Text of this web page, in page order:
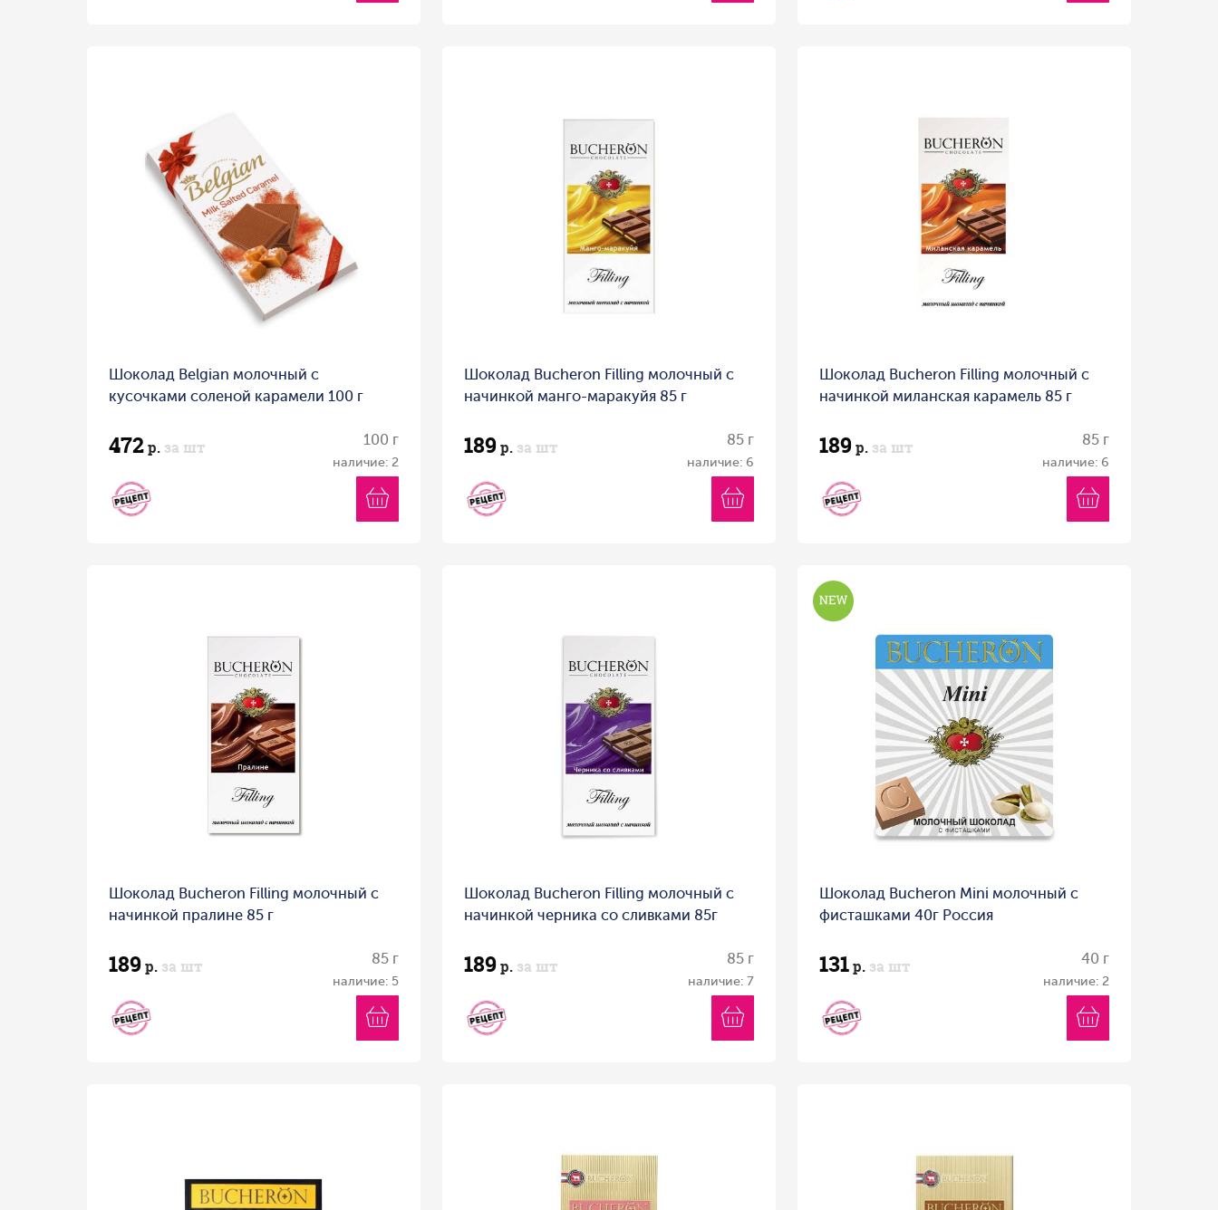
Шоколад Belgian молочный с
кусочками соленой карамели 100 г
472р. за шт 100 г
наличие: 2
Шоколад Bucheron Filling молочный с
начинкой манго-маракуйя 85 г
189р. за шт 85 г
наличие: 6
Шоколад Bucheron Filling молочный с
начинкой миланская карамель 85 г
189р. за шт 85 г
наличие: 6
Шоколад Bucheron Filling молочный с
начинкой пралине 85 г
189р. за шт 85 г
наличие: 5
Шоколад Bucheron Filling молочный с
начинкой черника со сливками 85г
189р. за шт 85 г
наличие: 7
Шоколад Bucheron Mini молочный с
фисташками 40г Россия
131р. за шт 40 г
наличие: 2